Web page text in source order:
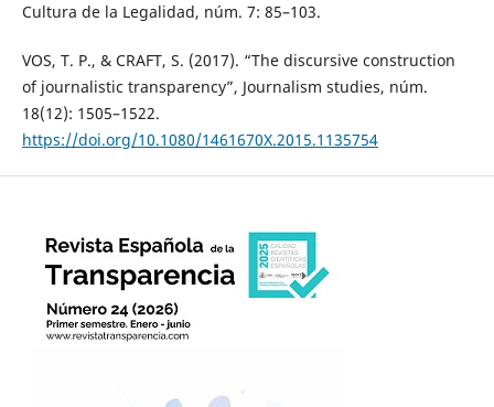
Cultura de la Legalidad, núm. 7: 85–103.
VOS, T. P., & CRAFT, S. (2017). “The discursive construction
of journalistic transparency”, Journalism studies, núm.
18(12): 1505–1522.
https://doi.org/10.1080/1461670X.2015.1135754